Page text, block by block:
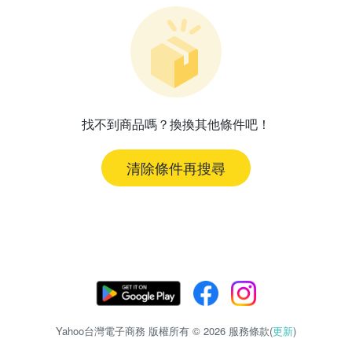
找不到商品嗎？換換其他條件吧！
清除條件再搜尋
Yahoo台灣電子商務 版權所有 © 2026 服務條款(更新)